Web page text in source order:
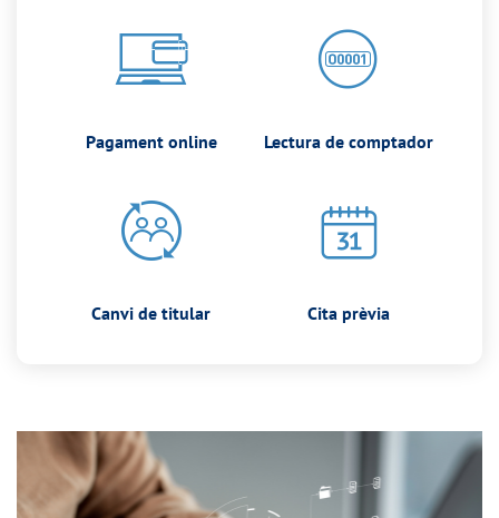
Pagament online Lectura de comptador
Canvi de titular Cita prèvia